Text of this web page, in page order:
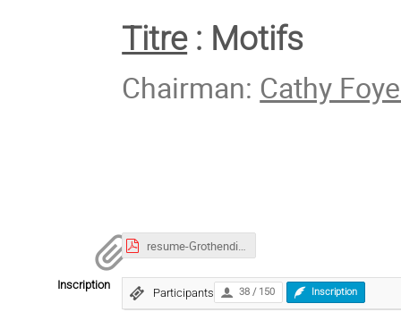
Titre: Motifs
Chairman: Cathy
resume-Grothendieck.pdf
Inscription
Participants 38 / 150 Inscription